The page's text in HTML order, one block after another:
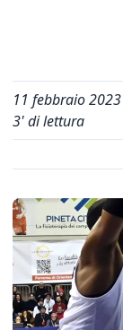
11 febbraio 2023
3' di lettura